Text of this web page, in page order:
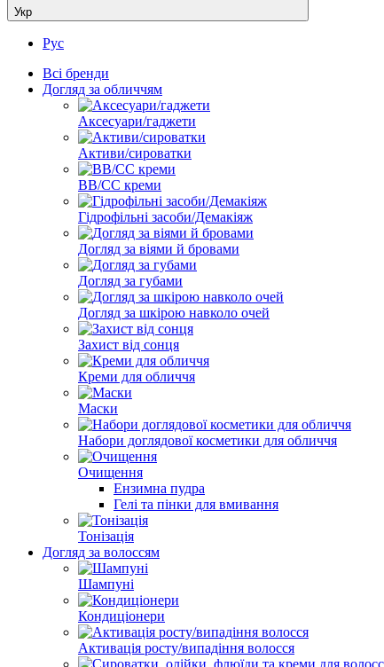
Укр
Рус
Всі бренди
Догляд за обличчям
Аксесуари/гаджети
Активи/сироватки
BB/CC креми
Гідрофільні засоби/Демакіяж
Догляд за віями й бровами
Догляд за губами
Догляд за шкірою навколо очей
Захист від сонця
Креми для обличчя
Маски
Набори доглядової косметики для обличчя
Очищення
Ензимна пудра
Гелі та пінки для вмивання
Тонізація
Догляд за волоссям
Шампуні
Кондиціонери
Активація росту/випадіння волосся